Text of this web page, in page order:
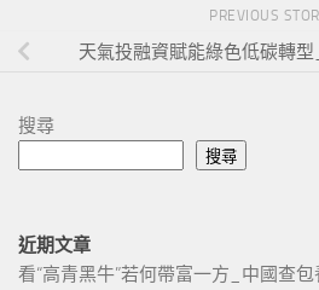
PREVIOUS
天氣投融資賦能綠色低碳轉
搜尋
搜尋
近期文章
看“高青黑牛”若何帶富一方_中國查包